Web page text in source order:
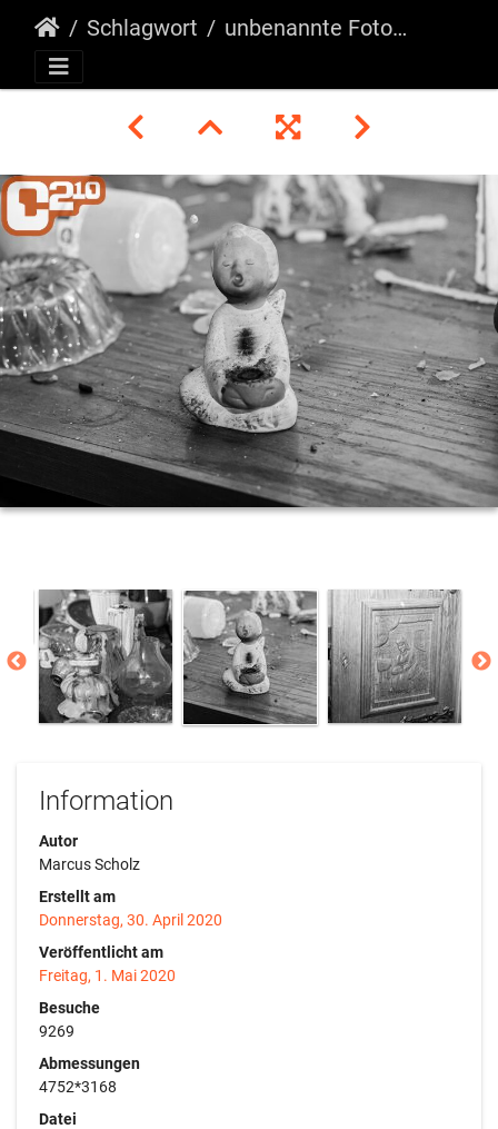
Schlagwort unbenannte Fotosession-042
Information
Autor
Marcus Scholz
Erstellt am
Donnerstag, 30. April 2020
Veröffentlicht am
Freitag, 1. Mai 2020
Besuche
9269
Abmessungen
4752*3168
Datei